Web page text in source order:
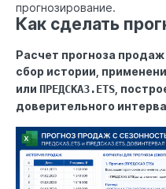
прогнозирование.
Как сделать
Расчет прогноза
сбор истории,
или ПРЕДСКАЗ.ETS ,
доверительного